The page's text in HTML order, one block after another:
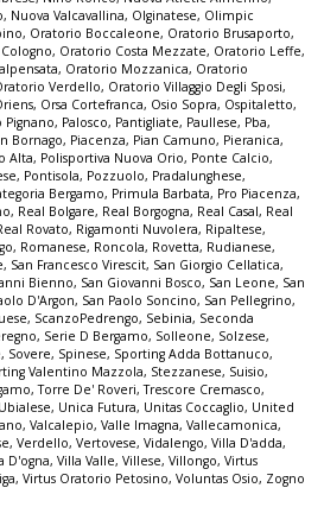
, Nuova Valcavallina, Olginatese, Olimpic
, Oratorio Boccaleone, Oratorio Brusaporto,
, Oratorio Costa Mezzate, Oratorio Leffe,
, Oratorio Mozzanica, Oratorio
Verdello, Oratorio Villaggio Degli Sposi,
, Orsa Cortefranca, Osio Sopra, Ospitaletto,
Pignano, Palosco, Pantigliate, Paullese, Pba,
Bornago, Piacenza, Pian Camuno, Pieranica,
Alta, Polisportiva Nuova Orio, Ponte Calcio,
, Pontisola, Pozzuolo, Pradalunghese,
Bergamo, Primula Barbata, Pro Piacenza,
, Real Bolgare, Real Borgogna, Real Casal, Real
Rovato, Rigamonti Nuvolera, Ripaltese,
, Romanese, Roncola, Rovetta, Rudianese,
, San Francesco Virescit, San Giorgio Cellatica,
Bienno, San Giovanni Bosco, San Leone, San
D'Argon, San Paolo Soncino, San Pellegrino,
, ScanzoPedrengo, Sebinia, Seconda
, Serie D Bergamo, Solleone, Solzese,
, Sovere, Spinese, Sporting Adda Bottanuco,
Valentino Mazzola, Stezzanese, Suisio,
,Torre De' Roveri,Trescore Cremasco,
Ubialese, Unica Futura, Unitas Coccaglio, United
, Valcalepio, Valle Imagna, Vallecamonica,
, Verdello, Vertovese, Vidalengo, Villa D'adda,
D'ogna, Villa Valle, Villese, Villongo, Virtus
, Virtus Oratorio Petosino, Voluntas Osio, Zogno